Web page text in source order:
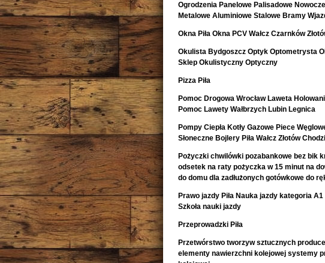
Ogrodzenia Panelowe Palisadowe
Metalowe Aluminiowe Stalowe Bramy
Okna Piła Okna PCV Wałcz Czarnków
Okulista Bydgoszcz Optyk Optometrysta
Sklep Okulistyczny Optyczny
Pizza Piła
Pomoc Drogowa Wrocław Laweta
Pomoc Lawety Wałbrzych Lubin Legnica
Pompy Ciepła Kotły Gazowe Piece
Słoneczne Bojlery Piła Wałcz Złotów
Pożyczki chwilówki pozabankowe bez bik
odsetek na raty pożyczka w 15 minut na
do domu dla zadłużonych gotówkowe do
Prawo jazdy Piła Nauka jazdy kategoria
Szkoła nauki jazdy
Przeprowadzki Piła
Przetwórstwo tworzyw sztucznych
elementy nawierzchni kolejowej systemy